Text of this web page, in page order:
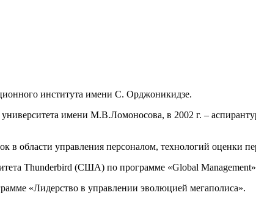
института имени С. Орджоникидзе.
имени М.В.Ломоносова, в 2002 г. –
области управления персоналом, технологий оценки
Thunderbird (США) по программе «Global
«Лидерство в управлении эволюцией мегаполиса».